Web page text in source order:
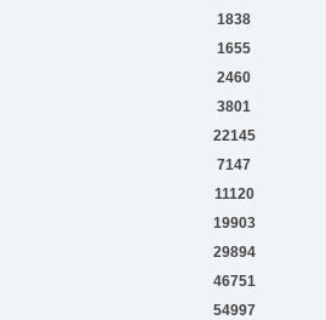
1838
1655
2460
3801
22145
7147
11120
19903
29894
46751
54997